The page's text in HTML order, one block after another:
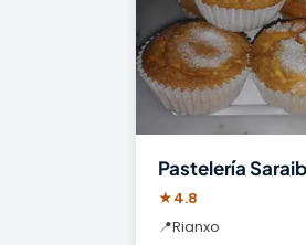
Pastelería
★4.8
📍Rianxo